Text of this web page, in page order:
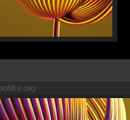
1068.9 dag